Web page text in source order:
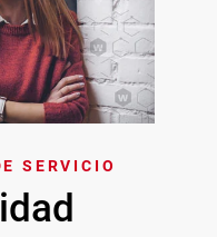
SERVICIO